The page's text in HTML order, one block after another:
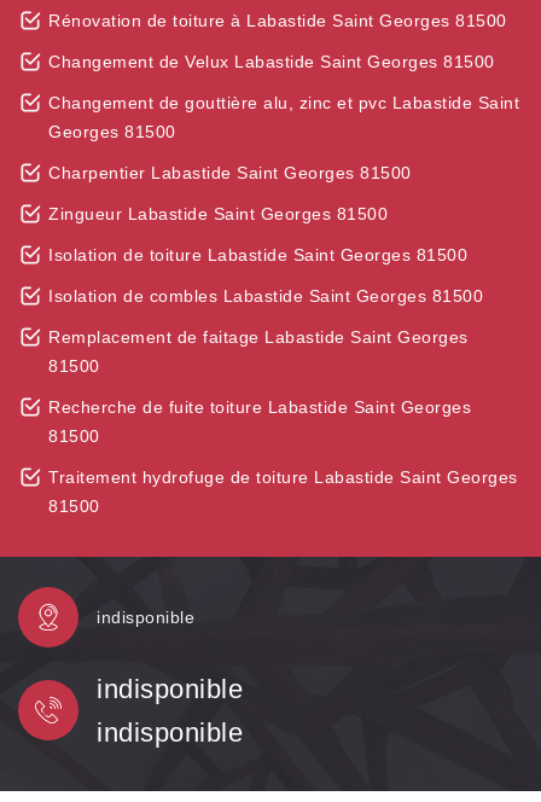
Rénovation de toiture à Labastide Saint Georges 81500
Changement de Velux Labastide Saint Georges 81500
Changement de gouttière alu, zinc et pvc Labastide Saint
Georges 81500
Charpentier Labastide Saint Georges 81500
Zingueur Labastide Saint Georges 81500
Isolation de toiture Labastide Saint Georges 81500
Isolation de combles Labastide Saint Georges 81500
Remplacement de faitage Labastide Saint Georges
81500
Recherche de fuite toiture Labastide Saint Georges
81500
Traitement hydrofuge de toiture Labastide Saint Georges
81500
indisponible
indisponible
indisponible